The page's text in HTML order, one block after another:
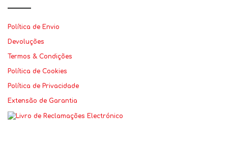
Política de Envio
Devoluções
Termos & Condições
Política de Cookies
Política de Privacidade
Extensão de Garantia